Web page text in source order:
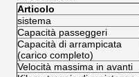
Articolo
sistema
Capacità passeggeri
Capacità di arrampicata
(carico completo)
Velocità massima in avanti